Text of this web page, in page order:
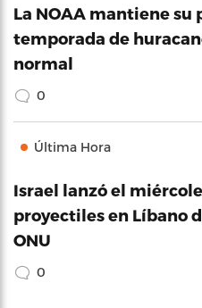
La NOAA mantiene su
temporada de
normal
0
Última Hora
Israel lanzó el
proyectiles en Líbano
ONU
0